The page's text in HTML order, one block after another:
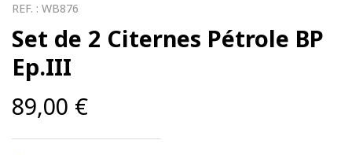
REF. : WB876
Set de 2 Citernes Pétrole BP
Ep.III
89,00 €